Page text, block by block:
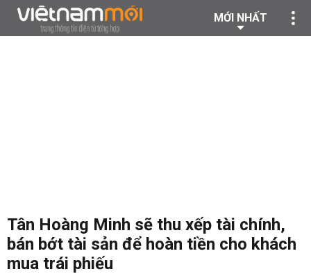
MỚI NHẤT
Tân Hoàng Minh sẽ thu xếp tài chính,
bán bớt tài sản để hoàn tiền cho khách
mua trái phiếu